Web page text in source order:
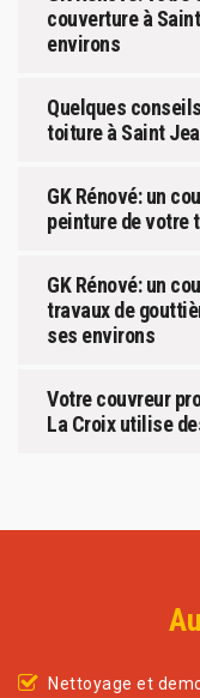
couverture à
environs
Quelques
toiture à Saint
GK Rénové: un
peinture de votre
GK Rénové: un
travaux de
ses environs
Votre couvreur
La Croix utilise
Nettoyage et